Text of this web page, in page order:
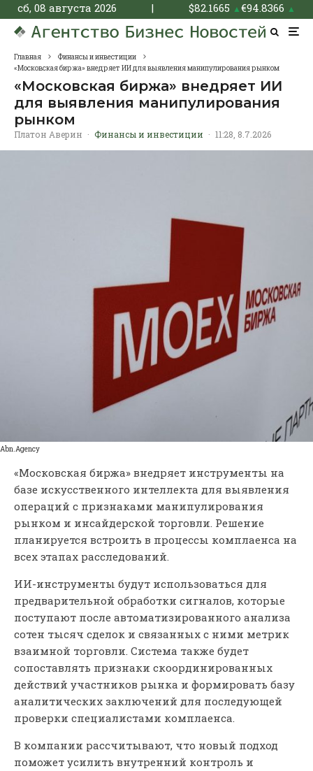
сб, 08 августа 2026 | $82.1665 ▲€94.8366 ▲
Главная
Финансы и инвестиции
«Московская биржа» внедряет ИИ для выявления манипулирования рынком
«Московская биржа» внедряет ИИ
для выявления манипулирования
рынком
Платон Аверин · Финансы и инвестиции · 11:28, 8.7.2026
Abn.Agency
«Московская биржа» внедряет инструменты на
базе искусственного интеллекта для выявления
операций с признаками манипулирования
рынком и инсайдерской торговли. Решение
планируется встроить в процессы комплаенса на
всех этапах расследований.
ИИ-инструменты будут использоваться для
предварительной обработки сигналов, которые
поступают после автоматизированного анализа
сотен тысяч сделок и связанных с ними метрик
взаимной торговли. Система также будет
сопоставлять признаки скоординированных
действий участников рынка и формировать базу
аналитических заключений для последующей
проверки специалистами комплаенса.
В компании рассчитывают, что новый подход
поможет усилить внутренний контроль и